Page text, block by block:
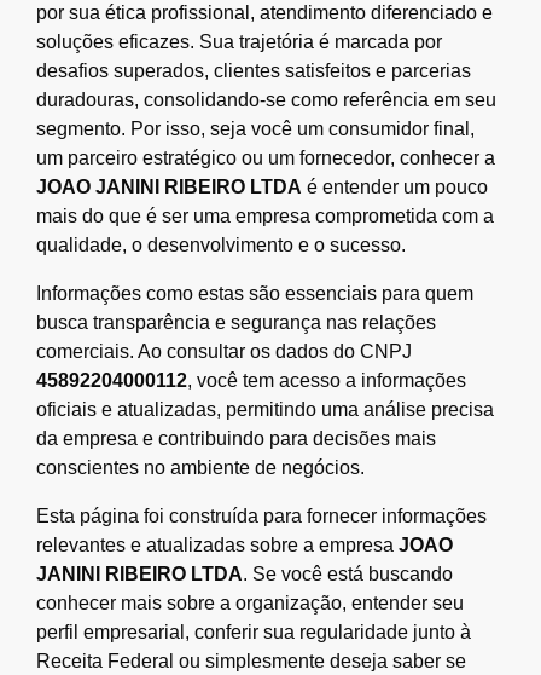
por sua ética profissional, atendimento diferenciado e
soluções eficazes. Sua trajetória é marcada por
desafios superados, clientes satisfeitos e parcerias
duradouras, consolidando-se como referência em seu
segmento. Por isso, seja você um consumidor final,
um parceiro estratégico ou um fornecedor, conhecer a
JOAO JANINI RIBEIRO LTDA é entender um pouco
mais do que é ser uma empresa comprometida com a
qualidade, o desenvolvimento e o sucesso.
Informações como estas são essenciais para quem
busca transparência e segurança nas relações
comerciais. Ao consultar os dados do CNPJ
45892204000112, você tem acesso a informações
oficiais e atualizadas, permitindo uma análise precisa
da empresa e contribuindo para decisões mais
conscientes no ambiente de negócios.
Esta página foi construída para fornecer informações
relevantes e atualizadas sobre a empresa JOAO
JANINI RIBEIRO LTDA. Se você está buscando
conhecer mais sobre a organização, entender seu
perfil empresarial, conferir sua regularidade junto à
Receita Federal ou simplesmente deseja saber se